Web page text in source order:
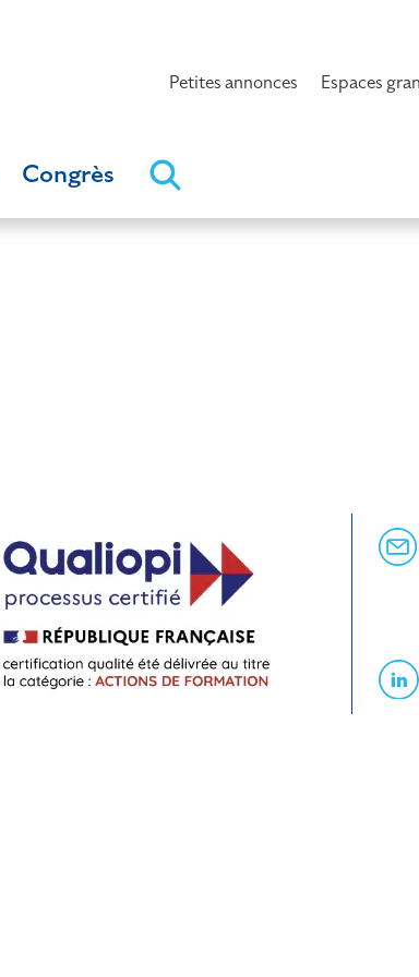
Petites annonces Espaces
Congrès